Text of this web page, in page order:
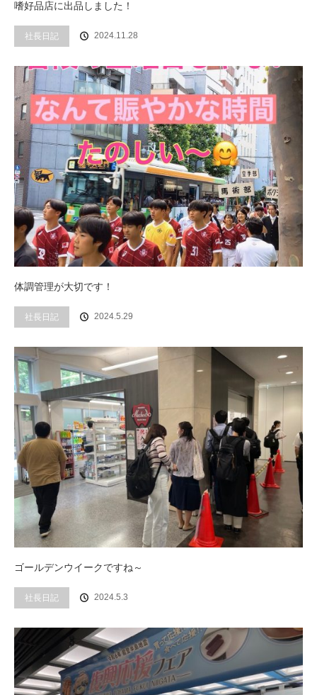
嗜好品店に出品しました！
社長日記 2024.11.28
体調管理が大切です！
社長日記 2024.5.29
ゴールデンウイークですね～
社長日記 2024.5.3